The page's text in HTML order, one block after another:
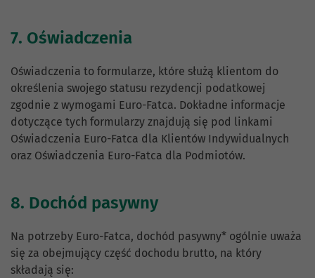
7. Oświadczenia
Oświadczenia to formularze, które służą klientom do
określenia swojego statusu rezydencji podatkowej
zgodnie z wymogami Euro-Fatca. Dokładne informacje
dotyczące tych formularzy znajdują się pod linkami
Oświadczenia Euro-Fatca dla Klientów Indywidualnych
oraz Oświadczenia Euro-Fatca dla Podmiotów.
8. Dochód pasywny
Na potrzeby Euro-Fatca, dochód pasywny* ogólnie uważa
się za obejmujący część dochodu brutto, na który
składają się: